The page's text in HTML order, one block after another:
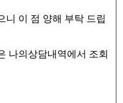
니 이 점 양해 부탁 드립
나의상담내역에서 조회